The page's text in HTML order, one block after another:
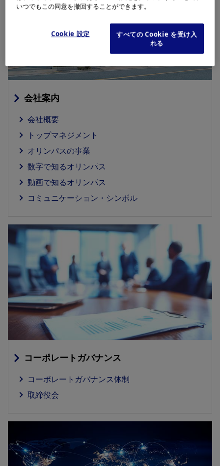
会社案内
会社概要
トップマネジメント
オリンパスの事業
数字で知るオリンパス
動画で知るオリンパス
コミュニケーション・シンボル
コーポレートガバナンス
コーポレートガバナンス体制
取締役会
いつでもこの同意を撤回することができます。
Cookie 設定
すべての Cookie を受け入
れる